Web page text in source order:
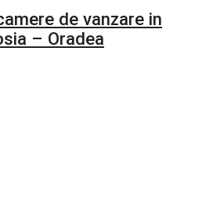
de vanzare in
– Oradea